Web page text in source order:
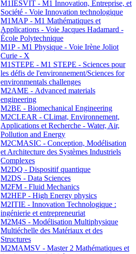
M1IESVIT - M1 Innovation, Entreprise, et
Société - Voie Innovation technologique
M1MAP - M1 Mathématiques et
Applications - Voie Jacques Hadamard -
École Polytechnique
M1P - M1 Physique - Voie Irène Joliot
Curie - X
M1STEPE - M1 STEPE - Sciences pour
les défis de l'environnement/Sciences for
environmentals challenges
M2AME - Advanced materials
engineering
M2BE - Biomechanical Engineering
M2CLEAR - CLimat, Environnement,
Applications et Recherche - Water, Air,
Pollution and Energy
M2CMASIC - Conception, Modélisation
et Architecture des Systèmes Industriels
Complexes
M2DQ - Dispositif quantique
M2DS - Data Sciences
M2FM - Fluid Mechanics
M2HEP - High Energy physics
M2ITIE - Innovation Technologique :
ingénierie et entrepreneuriat
M2M4S - Modélisation Multiphysique
Multiéchelle des Matériaux et des
Structures
M2MAMSV - Master 2 Mathématiques et